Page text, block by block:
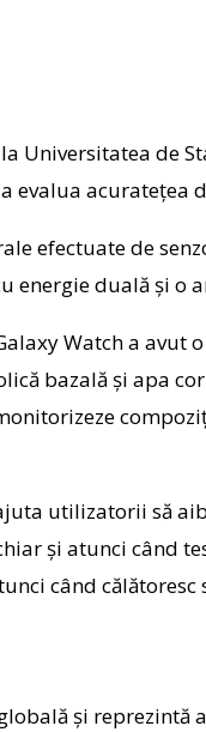
Universitatea de
efectuate de
energie duală și
Watch a
bazală și apa
utilizatorii să
și atunci când
când
și